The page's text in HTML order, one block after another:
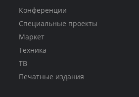
Конференции
Специальные проекты
Маркет
Техника
ТВ
Печатные издания